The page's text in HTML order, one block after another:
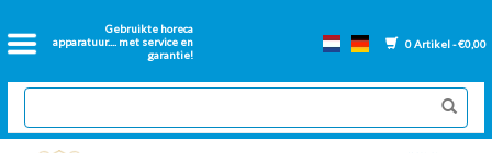
Gebruikte horeca
apparatuur.... met service en
garantie!
0 Artikel - €0,00
Startseite
Catering-Ausstattung aus